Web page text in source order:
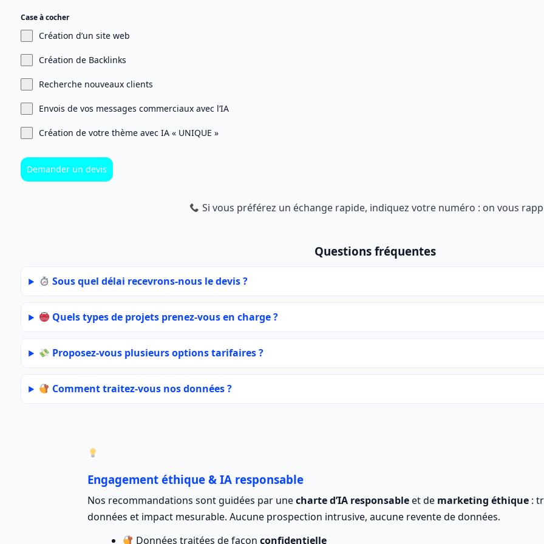
Case à cocher
Création d’un site web
Création de Backlinks
Recherche nouveaux clients
Envois de vos messages commerciaux avec l’IA
Création de votre thème avec IA « UNIQUE »
Demander un devis
Si vous préférez un échange rapide, indiquez votre numéro : on vous
Questions fréquentes
Sous quel délai recevrons-nous le devis ?
Quels types de projets prenez-vous en charge ?
Proposez-vous plusieurs options tarifaires ?
Comment traitez-vous nos données ?
Engagement éthique & IA responsable
Nos recommandations sont guidées par unecharte d’IA responsableet de marketing éthique :
données et impact mesurable. Aucune prospection intrusive, aucune revente de données.
Données traitées de façonconfidentielle